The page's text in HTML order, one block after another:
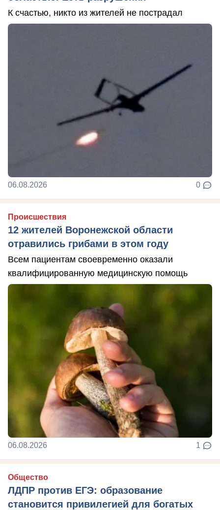
К счастью, никто из жителей не пострадал
06.08.2026 0
Происшествия
12 жителей Воронежской области
отравились грибами в этом году
Всем пациентам своевременно оказали
квалифицированную медицинскую помощь
06.08.2026 1
Общество
ЛДПР против ЕГЭ: образование
становится привилегией для богатых